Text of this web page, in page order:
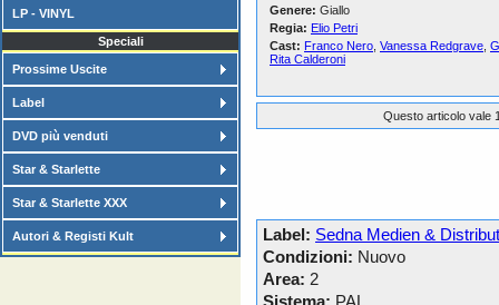
LP - VINYL
Speciali
Prossime Uscite
Label
DVD più venduti
Star & Starlette
Star & Starlette XXX
Autori & Registi Kult
Genere: Giallo
Regia: Elio Petri
Cast: Franco Nero Vanessa Redgrave
Rita Calderoni
Questo articolo vale
Label: Sedna Medien &
Condizioni: Nuovo
Area: 2